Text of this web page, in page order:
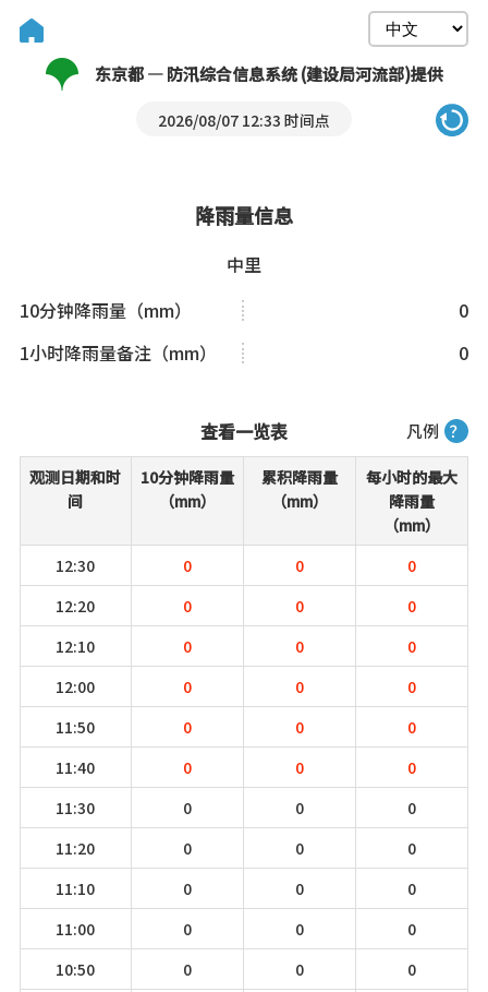
东京都 — 防汛综合信息系统 (建设局河流部)提供
2026/08/07 12:33 时间点
降雨量信息
中里
10分钟降雨量（mm）
0
1小时降雨量备注（mm）
0
凡例 ？
查看一览表
观测日期和时
间
10分钟降雨量
（mm）
累积降雨量
（mm）
每小时的最大
降雨量
（mm）
12:30
0 0
0
12:20
0 0
0
12:10
0 0
0
12:00
0 0
0
11:50
0 0
0
11:40
0 0
0
11:30
0 0
0
11:20
0 0
0
11:10
0 0
0
11:00
0 0
0
10:50
0 0
0